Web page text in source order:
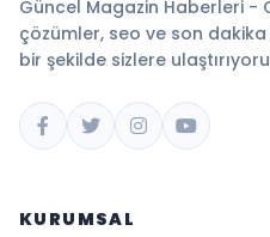
Güncel Magazin Haberleri -
çözümler, seo ve son dakika
bir şekilde sizlere
KURUMSAL